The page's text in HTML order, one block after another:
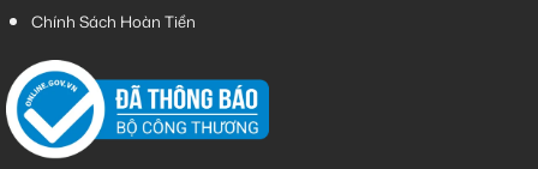
Chính Sách Hoàn Tiền